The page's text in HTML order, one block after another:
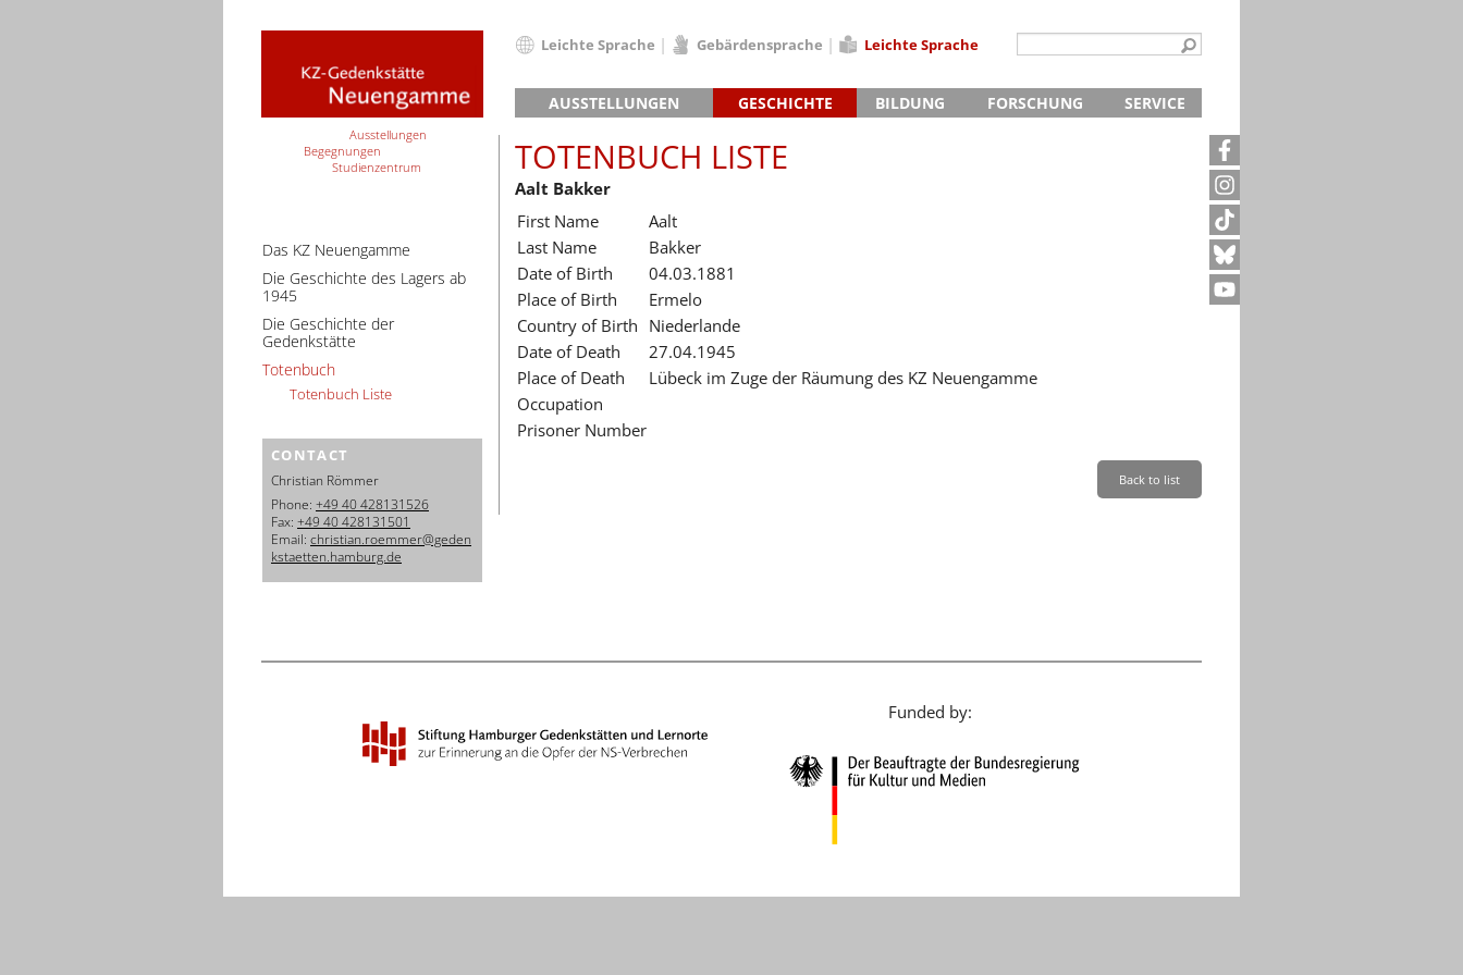
AUSSTELLUNGEN
Lager-SS
Klinkerwerk
Walther-Werke
Gefängnismauer
Haus des Gedenkens
GESCHICHTE
Die Geschichte des Lagers ab 1945
BILDUNG FORSCHUNG
SERVICE
Archivanfrage
Kurze Information
Leichte Sprache
English
Dansk
Español
Italiano
Nederlands
Português
Türkçe
Yкраїнський
Русский
עברית
Gebärdensprache Leichte Sprache
TOTENBUCH LISTE
Aalt Bakker
First Name
Aalt
Last Name
Bakker
Date of Birth
04.03.1881
Place of Birth
Ermelo
Country of Birth Niederlande
Date of Death
27.04.1945
Place of Death
Lübeck im Zuge der Räumung des KZ Neuengamme
Occupation
Prisoner Number
Back to list
Ausstellungen
Begegnungen
Studienzentrum
Das KZ Neuengamme
Die Geschichte des Lagers ab
1945
Die Geschichte der
Gedenkstätte
Totenbuch
Totenbuch Liste
CONTACT
Christian Römmer
Phone: +49 40 428131526
Fax: +49 40 428131501
Email: christian.roemmer@geden
kstaetten.hamburg.de
Funded by: